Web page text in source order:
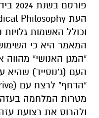
העת
וכולל האשמות
המאמר היא כי
"המגן האנושי"
העם (ג'נוסייד) שהיא
"הדחף" לרצח עם (
מטרות המלחמה בעזה
ולהרוס את רצועת